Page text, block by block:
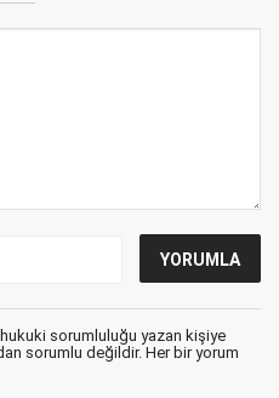
hukuki sorumluluğu yazan kişiye
sorumlu değildir. Her bir yorum